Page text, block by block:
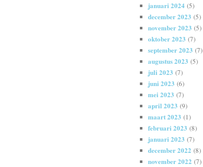
januari 2024 (5)
december 2023 (5)
november 2023 (5)
oktober 2023 (7)
september 2023 (7)
augustus 2023 (5)
juli 2023 (7)
juni 2023 (6)
mei 2023 (7)
april 2023 (9)
maart 2023 (1)
februari 2023 (8)
januari 2023 (7)
december 2022 (8)
november 2022 (7)